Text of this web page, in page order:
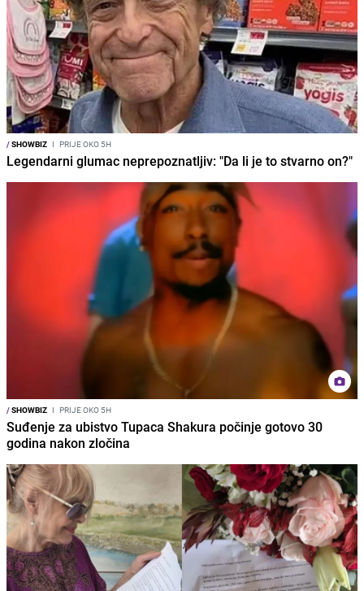
/SHOWBIZ I PRIJE OKO 5H
Legendarni glumac neprepoznatljiv: "Da li je to stvarno on?"
/SHOWBIZ I PRIJE OKO 5H
Suđenje za ubistvo Tupaca Shakura počinje gotovo 30
godina nakon zločina